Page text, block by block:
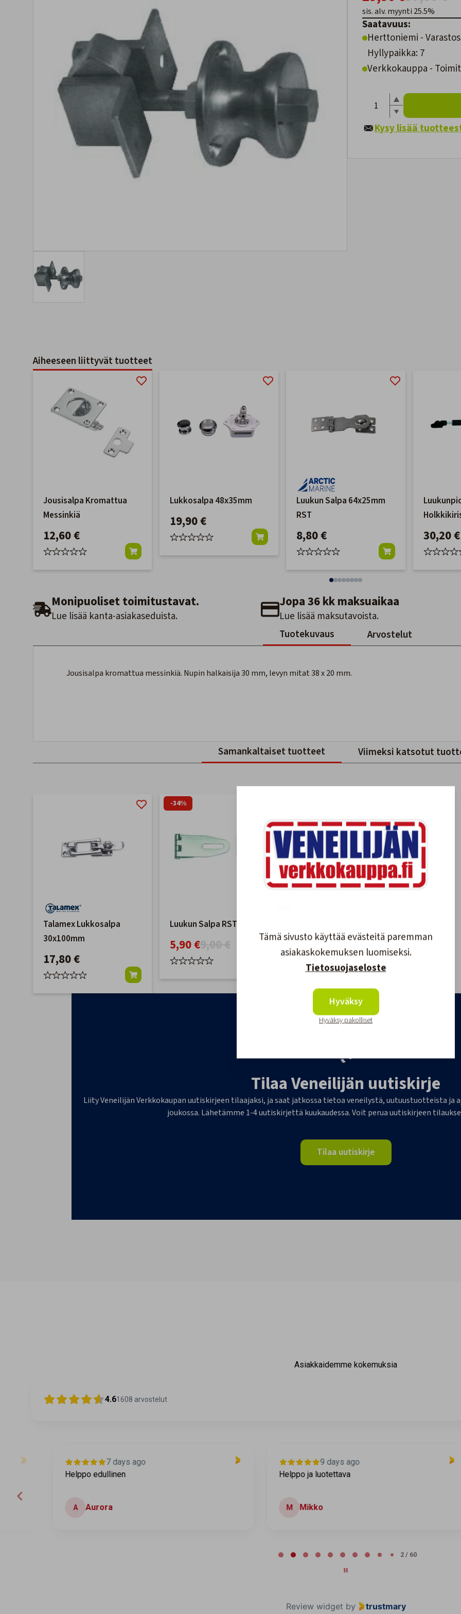
sis. alv. myynti 25.5%
Saatavuus:
Herttoniemi -
Hyllypaikka: 7
Verkkokauppa -
Kysy lisää
Aiheeseen liittyvät tuotteet
Jousisalpa Kromattua
Messinkiä
12,60 €
Lukkosalpa 48x35mm
19,90 €
Luukun Salpa 64x25mm
RST
8,80 € 30,20 €
Monipuoliset toimitustavat.
Lue lisää kanta-asiakaseduista.
Jopa 36 kk maksuaikaa
Lue lisää maksutavoista.
Tuotekuvaus
Arvostelut
Jousisalpa kromattua messinkiä. Nupin halkaisija 30 mm, levyn mitat 38 x 20 mm.
Samankaltaiset tuotteet Viimeksi katsotut
Talamex Lukkosalpa
30x100mm
17,80 €
-34%
Luukun Salpa RST
5,90 €
Tilaa Veneilijän uutiskirje
Liity Veneilijän Verkkokaupan uutiskirjeen tilaajaksi, ja saat jatkossa tietoa veneilystä, uutuustuotteista
joukossa. Lähetämme 1-4 uutiskirjettä kuukaudessa. Voit perua uutiskirjeen
Tilaa uutiskirje
Asiakkaidemme kokemuksia
4.61608 arvostelut
7 days ago
Helppo edullinen
Aurora
9 days ago
Helppo ja luotettava
Mikko
2 / 60
Review widget by trustmary
Tämä sivusto käyttää evästeitä paremman
asiakaskokemuksen luomiseksi.
Tietosuojaseloste
Hyväksy
Hyväksy pakolliset